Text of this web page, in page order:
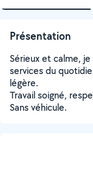
Présentation
Sérieux et calme,
services du
légère.
Travail soigné,
Sans véhicule.